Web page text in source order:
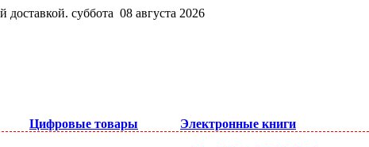
доставкой. суббота 08 августа 2026
Цифровые товары Электронные книги